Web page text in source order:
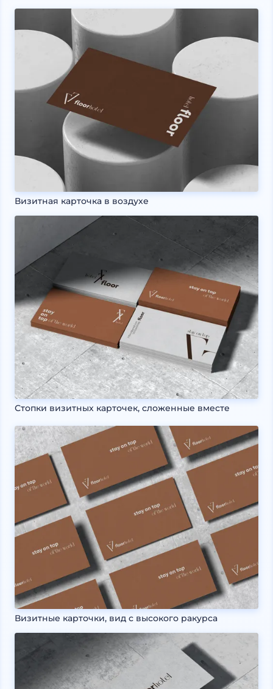
Визитная карточка в воздухе
Стопки визитных карточек, сложенные вместе
Визитные карточки, вид с высокого ракурса